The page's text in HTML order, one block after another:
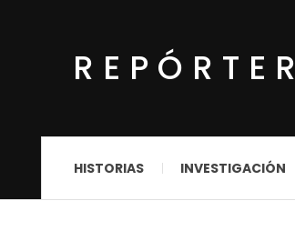
REPÓRTER
HISTORIAS INVESTIGACIÓN